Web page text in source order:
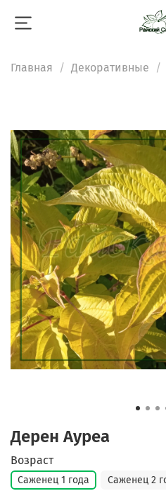
Главная Декоративные
Дерен Ауреа
Возраст
Саженец 1 года Саженец 2